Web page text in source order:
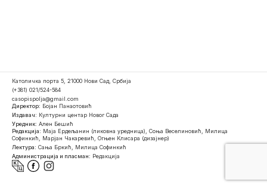
Католичка порта 5, 21000 Нови Сад, Србија
(+381) 021/524-584
casopispolja@gmail.com
Директор: Бојан Панаотовић
Издавач: Културни центар Новог Сада
Уредник: Ален Бешић
Редакција: Маја Ердељанин (ликовна уредница), Соња Веселиновић, Милица
Софинкић, Марјан Чакаревић, Огњен Клисара (дизајнер)
Лектура: Сања Бркић, Милица Софинкић
Администрација и пласман: Редакција